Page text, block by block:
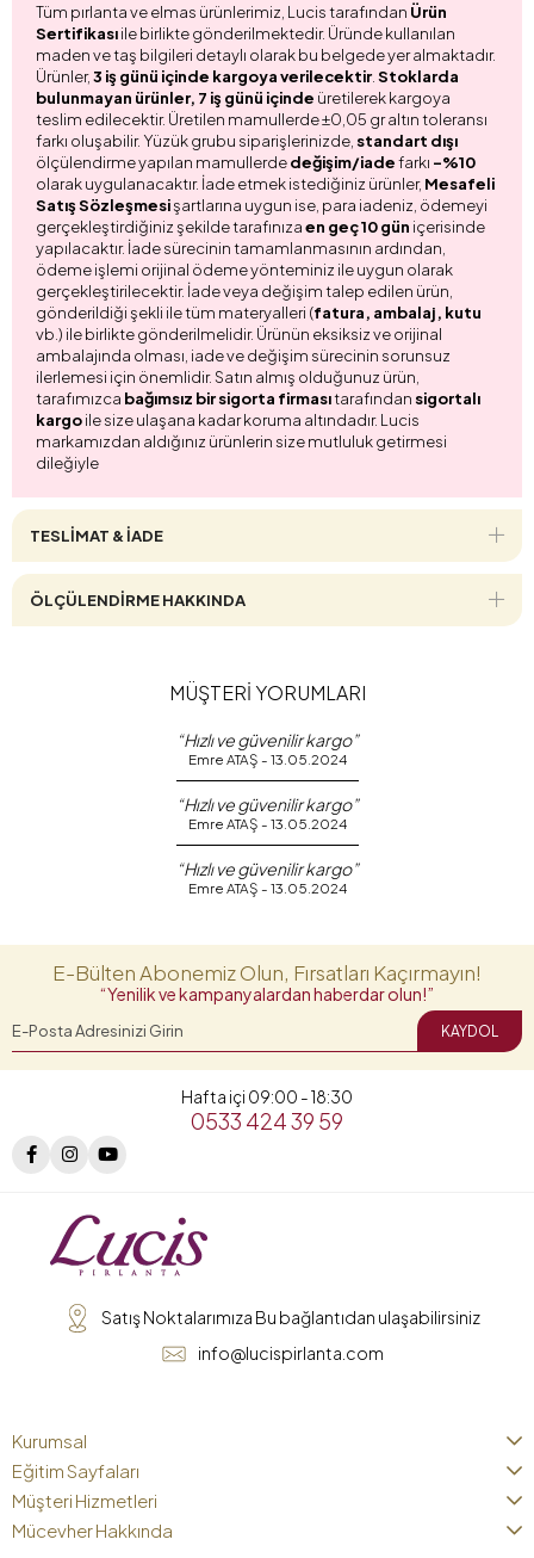
Tüm pırlanta ve elmas ürünlerimiz, Lucis tarafından Ürün
Sertifikasıile birlikte gönderilmektedir. Üründe kullanılan
maden ve taş bilgileri detaylı olarak bu belgede yer almaktadır.
Ürünler,3 iş günü içinde kargoya verilecektir. Stoklarda
bulunmayan ürünler, 7 iş günü içinde üretilerek kargoya
teslim edilecektir. Üretilen mamullerde ±0,05 gr altın toleransı
farkı oluşabilir. Yüzük grubu siparişlerinizde, standart dışı
ölçülendirme yapılan mamullerdedeğişim/iadefarkı -%10
olarak uygulanacaktır. İade etmek istediğiniz ürünler, Mesafeli
Satış Sözleşmesişartlarına uygun ise, para iadeniz, ödemeyi
gerçekleştirdiğiniz şekilde tarafınızaen geç 10 gün içerisinde
yapılacaktır. İade sürecinin tamamlanmasının ardından,
ödeme işlemi orijinal ödeme yönteminiz ile uygun olarak
gerçekleştirilecektir. İade veya değişim talep edilen ürün,
gönderildiği şekli ile tüm materyalleri (fatura, ambalaj, kutu
vb.) ile birlikte gönderilmelidir. Ürünün eksiksiz ve orijinal
ambalajında olması, iade ve değişim sürecinin sorunsuz
ilerlemesi için önemlidir. Satın almış olduğunuz ürün,
tarafımızca bağımsız bir sigorta firmasıtarafından sigortalı
kargoile size ulaşana kadar koruma altındadır. Lucis
markamızdan aldığınız ürünlerin size mutluluk getirmesi
dileğiyle
TESLİMAT & İADE
ÖLÇÜLENDİRME HAKKINDA
MÜŞTERİ YORUMLARI
“Hızlı ve güvenilir kargo”
Emre ATAŞ - 13.05.2024
“Hızlı ve güvenilir kargo”
Emre ATAŞ - 13.05.2024
“Hızlı ve güvenilir kargo”
Emre ATAŞ - 13.05.2024
E-Bülten Abonemiz Olun, Fırsatları Kaçırmayın!
“Yenilik ve kampanyalardan haberdar olun!”
KAYDOL
Hafta içi 09:00 - 18:30
0533 424 39 59
Satış Noktalarımıza Bu bağlantıdan ulaşabilirsiniz
info@lucispirlanta.com
Kurumsal
Eğitim Sayfaları
Müşteri Hizmetleri
Mücevher Hakkında